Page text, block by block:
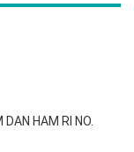
HAM RI NO.